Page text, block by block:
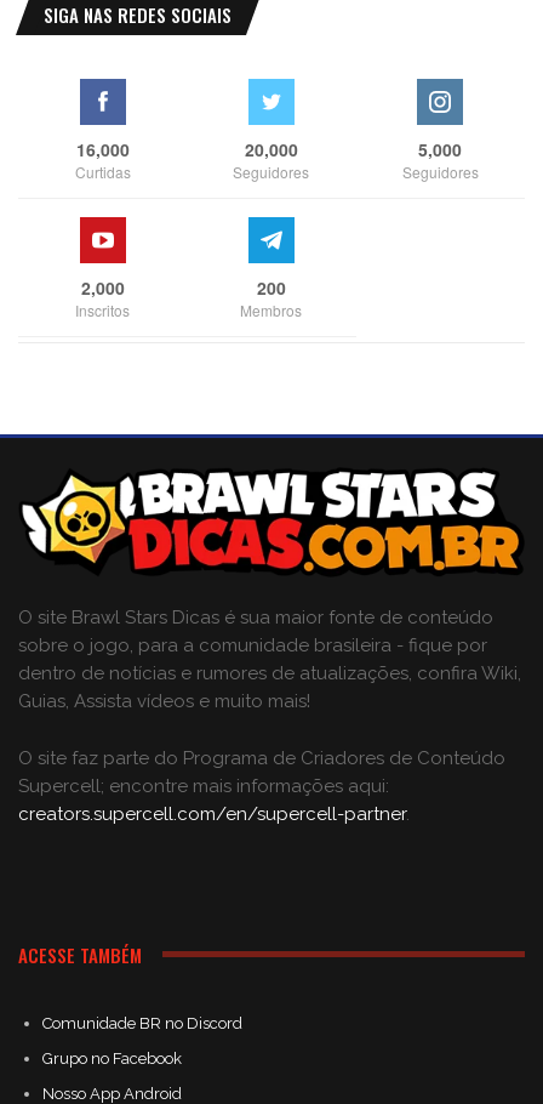
SIGA NAS REDES SOCIAIS
16,000
Curtidas
20,000
Seguidores
5,000
Seguidores
2,000
Inscritos
200
Membros
O site Brawl Stars Dicas é sua maior fonte de conteúdo
sobre o jogo, para a comunidade brasileira - fique por
dentro de notícias e rumores de atualizações, confira Wiki,
Guias, Assista vídeos e muito mais!
O site faz parte do Programa de Criadores de Conteúdo
Supercell; encontre mais informações aqui:
creators.supercell.com/en/supercell-partner.
ACESSE TAMBÉM
Comunidade BR no Discord
Grupo no Facebook
Nosso App Android